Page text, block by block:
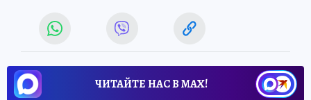
ЧИТАЙТЕ НАС В МАХ!